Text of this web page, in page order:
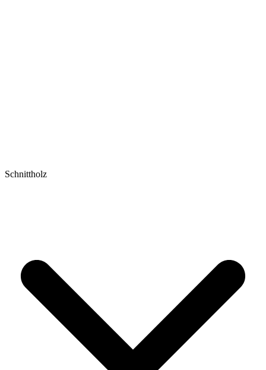
Schnittholz